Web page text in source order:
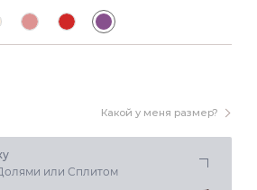
Какой у меня размер?
или Сплитом